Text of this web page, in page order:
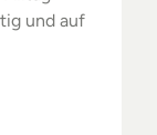
und auf